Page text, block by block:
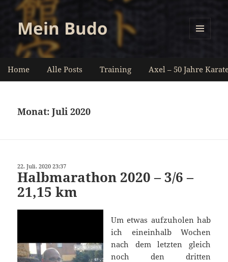
Mein Budo
Home Alle Posts Training Axel – 50 Jahre
Monat:Juli 2020
22. Juli. 2020 23:37
Halbmarathon 2020 – 3/6 –
21,15 km
Um etwas aufzuholen hab
ich eineinhalb Wochen
nach dem letzten gleich
noch den dritten